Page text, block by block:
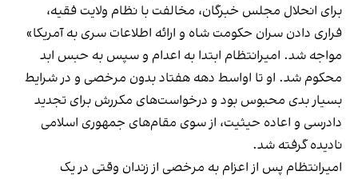
برای انحلال مجلس خبرگان، مخالفت با نظام ولایت فقیه،
فراری دادن سران حکومت شاه و ارائه اطلاعات سری به آمریکا»
مواجه شد. امیرانتظام ابتدا به اعدام و سپس به حبس ابد
محکوم شد. او تا اواسط دهه هفتاد بدون مرخصی و در شرایط
بسیار بدی محبوس بود و درخواست‌های مکررش برای تجدید
دادرسی و اعاده حیثیت، از سوی مقام‌های جمهوری اسلامی
نادیده گرفته شد.
امیرانتظام پس از اعزام به مرخصی از زندان وقتی در یک